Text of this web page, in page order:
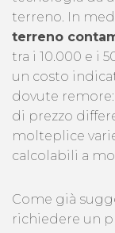
terreno. In
terreno
tra i 10.000 e i
un costo
dovute
di prezzo
molteplice
calcolabili a
Come già
richiedere un